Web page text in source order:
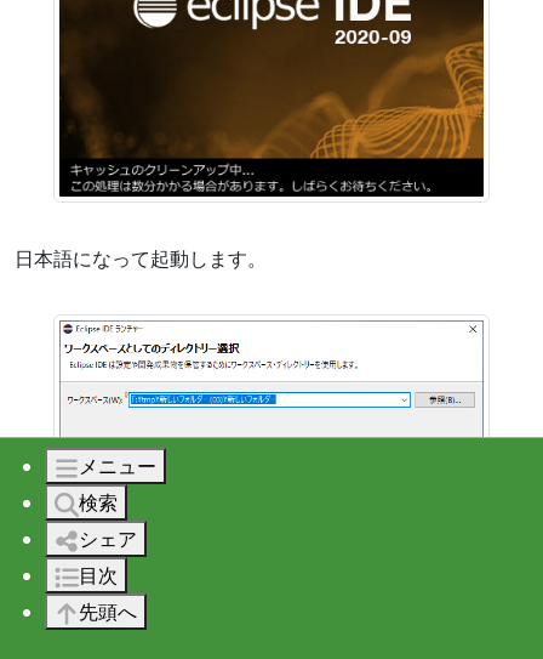
日本語になって起動します。
ワークスペースは前回起動時のがそのまま入っていると思
いますのでそのまま 「起動」を押して起動します。
メニュー
検索
シェア
目次
先頭へ